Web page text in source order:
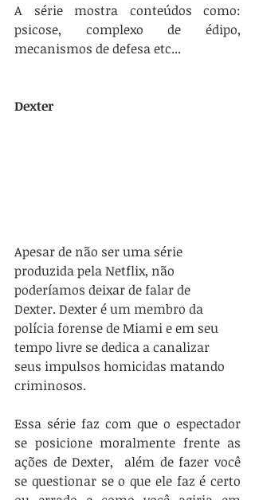
A série mostra conteúdos como:
psicose, complexo de édipo,
mecanismos de defesa etc...
Dexter
Apesar de não ser uma série
produzida pela Netflix, não
poderíamos deixar de falar de
Dexter. Dexter é um membro da
polícia forense de Miami e em seu
tempo livre se dedica a canalizar
seus impulsos homicidas matando
criminosos.
Essa série faz com que o espectador
se posicione moralmente frente as
ações de Dexter,  além de fazer você
se questionar se o que ele faz é certo